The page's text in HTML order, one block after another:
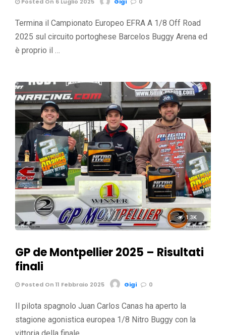
Termina il Campionato Europeo EFRA A 1/8 Off Road
2025 sul circuito portoghese Barcelos Buggy Arena ed
è proprio il …
1.3K
GP de Montpellier 2025 – Risultati
finali
Posted On 11 Febbraio 2025 Gigi 0
Il pilota spagnolo Juan Carlos Canas ha aperto la
stagione agonistica europea 1/8 Nitro Buggy con la